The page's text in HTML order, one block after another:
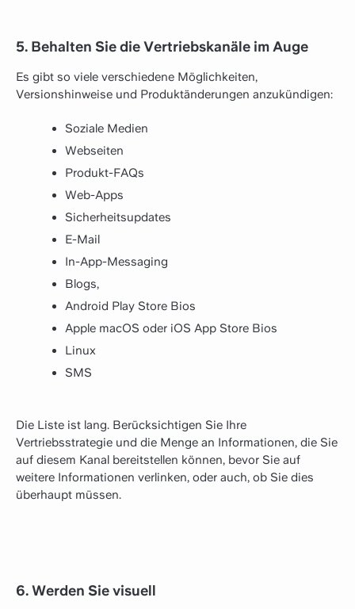
5. Behalten Sie die Vertriebskanäle im Auge
Es gibt so viele verschiedene Möglichkeiten,
Versionshinweise und Produktänderungen anzukündigen:
Soziale Medien
Webseiten
Produkt-FAQs
Web-Apps
Sicherheitsupdates
E-Mail
In-App-Messaging
Blogs,
Android Play Store Bios
Apple macOS oder iOS App Store Bios
Linux
SMS
Die Liste ist lang. Berücksichtigen Sie Ihre
Vertriebsstrategie und die Menge an Informationen, die Sie
auf diesem Kanal bereitstellen können, bevor Sie auf
weitere Informationen verlinken, oder auch, ob Sie dies
überhaupt müssen.
6. Werden Sie visuell